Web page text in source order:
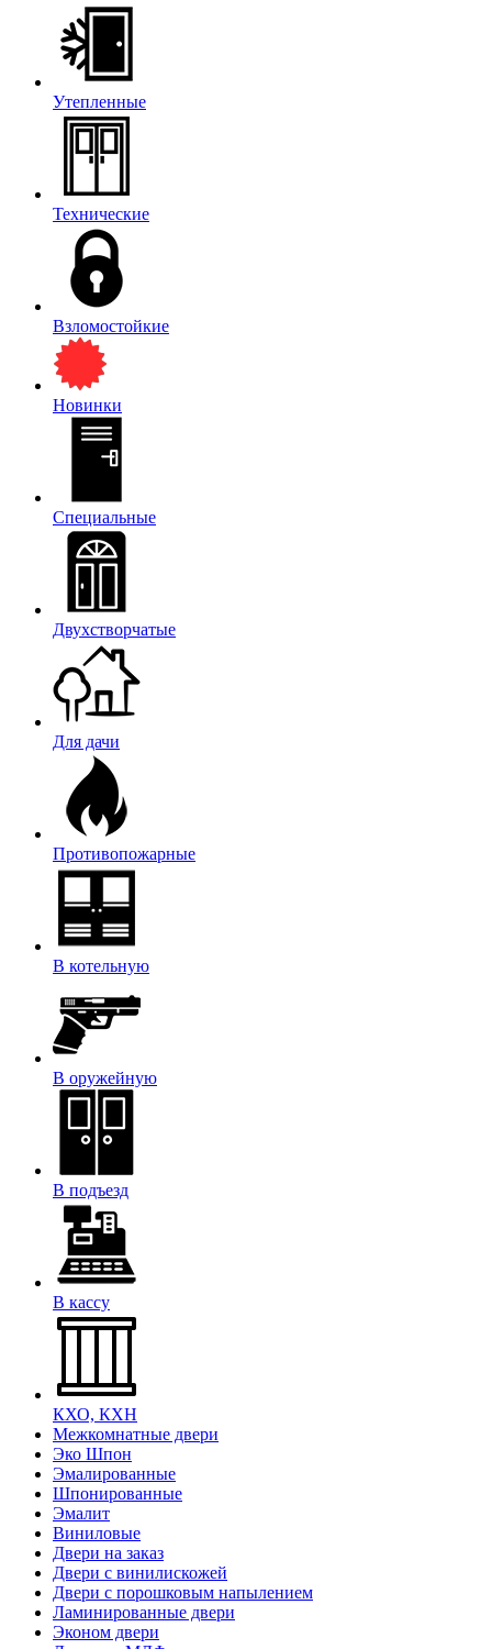
Утепленные
Технические
Взломостойкие
Новинки
Специальные
Двухстворчатые
Для дачи
Противопожарные
В котельную
В оружейную
В подъезд
В кассу
КХО, КХН
Межкомнатные двери
Эко Шпон
Эмалированные
Шпонированные
Эмалит
Виниловые
Двери на заказ
Двери с винилискожей
Двери с порошковым напылением
Ламинированные двери
Эконом двери